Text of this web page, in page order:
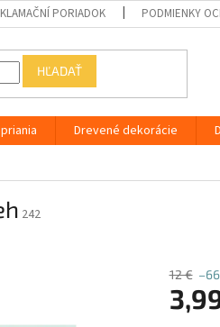
PORIADOK PODMIENKY
HĽADAŤ
Drevené dekorácie
242
12 €